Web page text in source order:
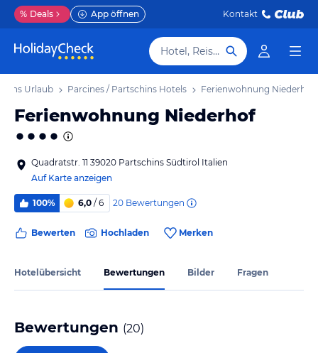
% Deals App öffnen Kontakt
Hotel, Reiseziel
Urlaub Parcines / Partschins Hotels Ferienwohnung Niederhof
Ferienwohnung Niederhof
Quadratstr. 11 39020 Partschins Südtirol Italien
Auf Karte anzeigen
100% 6,0 / 6 20 Bewertungen
Bewerten Hochladen Merken
Hotelübersicht Bewertungen Bilder Fragen
Bewertungen (20)